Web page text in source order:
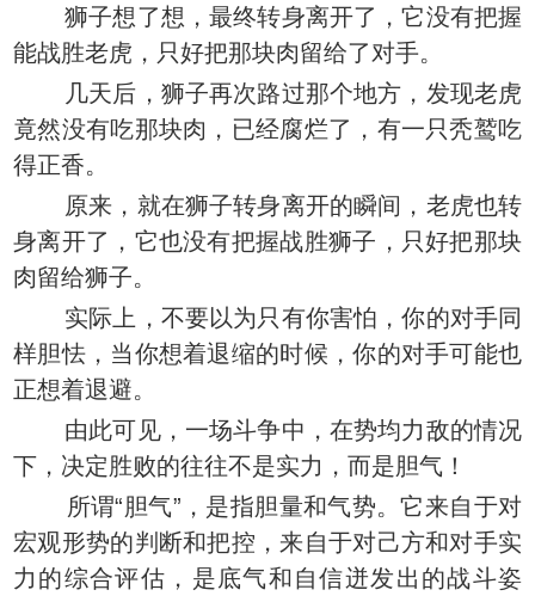
狮子想了想，最终转身离开了，它没有把握
能战胜老虎，只好把那块肉留给了对手。
几天后，狮子再次路过那个地方，发现老虎
竟然没有吃那块肉，已经腐烂了，有一只秃鹫吃
得正香。
原来，就在狮子转身离开的瞬间，老虎也转
身离开了，它也没有把握战胜狮子，只好把那块
肉留给狮子。
实际上，不要以为只有你害怕，你的对手同
样胆怯，当你想着退缩的时候，你的对手可能也
正想着退避。
由此可见，一场斗争中，在势均力敌的情况
下，决定胜败的往往不是实力，而是胆气！
所谓“胆气”，是指胆量和气势。它来自于对
宏观形势的判断和把控，来自于对己方和对手实
力的综合评估，是底气和自信迸发出的战斗姿